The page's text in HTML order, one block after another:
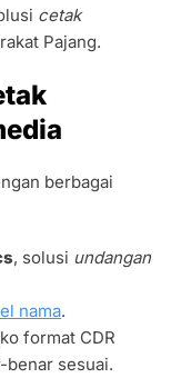
cetak
Pajang.
berbagai
, solusi undangan
nama.
format CDR
benar sesuai.